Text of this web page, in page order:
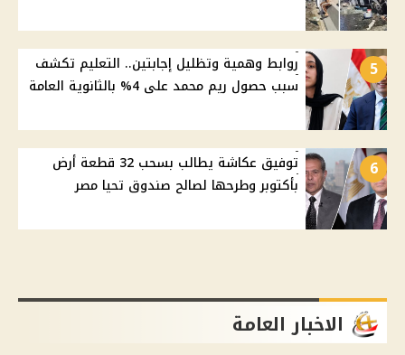
5
روابط وهمية وتظليل إجابتين.. التعليم تكشف
سبب حصول ريم محمد على 4% بالثانوية العامة
6
توفيق عكاشة يطالب بسحب 32 قطعة أرض
بأكتوبر وطرحها لصالح صندوق تحيا مصر
الاخبار العامة